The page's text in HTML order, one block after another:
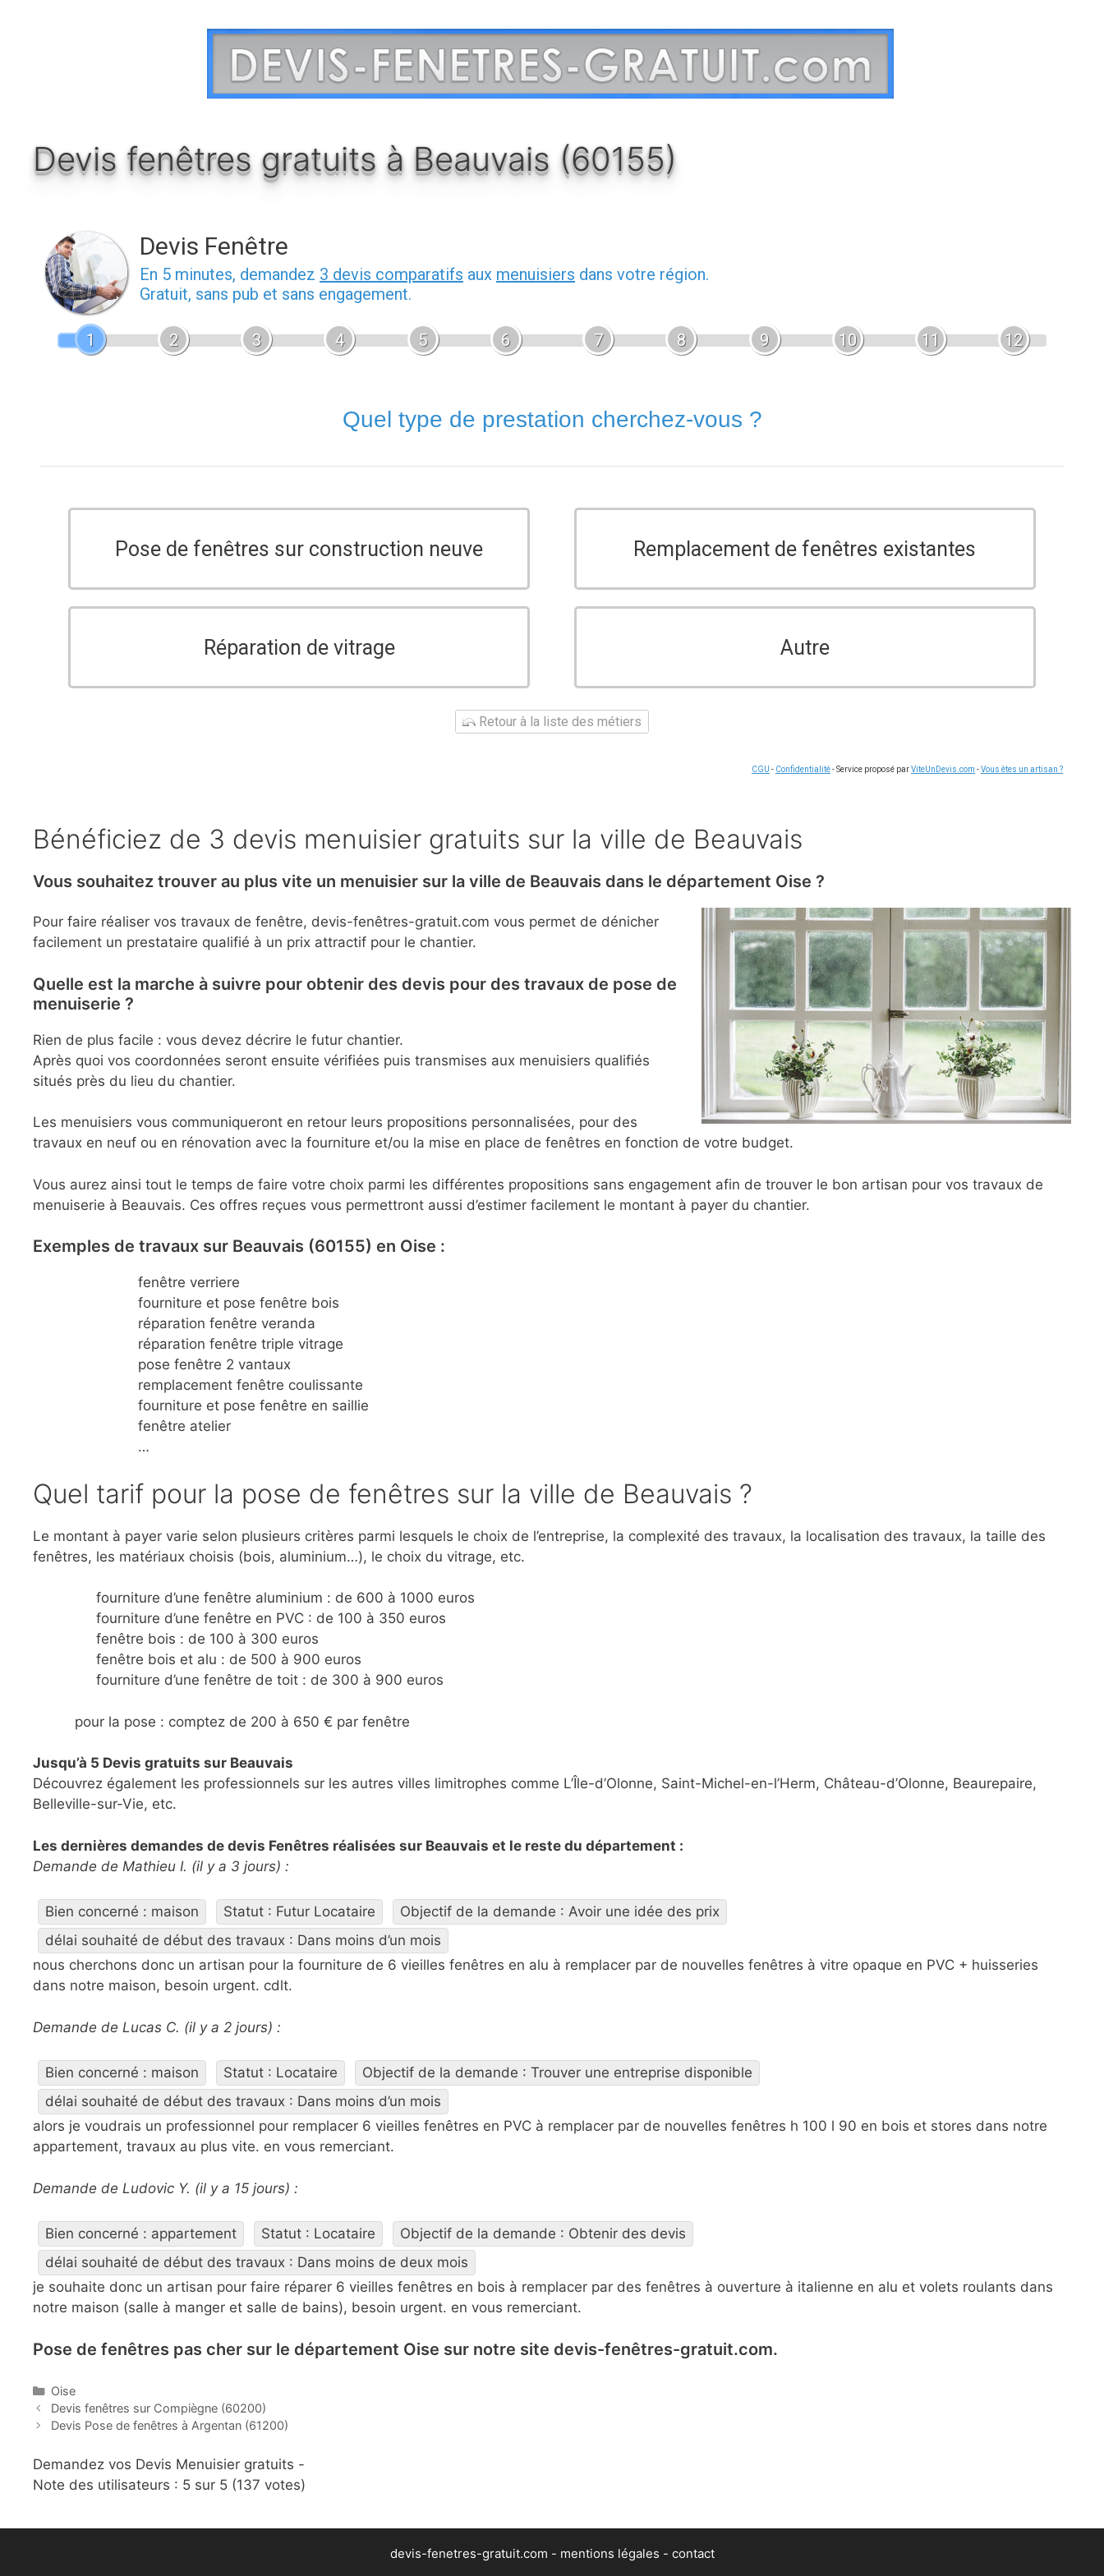
Devis fenêtres gratuits à Beauvais (60155)
Devis Fenêtre
En 5 minutes, demandez 3 devis comparatifs aux menuisiers dans votre région.
Gratuit, sans pub et sans engagement.
1 2 3 4 5 6 7 8 9 10 11 12
Quel type de prestation cherchez-vous ?
Pose de fenêtres sur construction neuve Remplacement de fenêtres existantes
Réparation de vitrage Autre
Retour à la liste des métiers
CGU - Confidentialité- Service proposé parViteUnDevis.com -Vous êtes un artisan ?
Bénéficiez de 3 devis menuisier gratuits sur la ville de Beauvais
Vous souhaitez trouver au plus vite un menuisier sur la ville de Beauvais dans le département Oise ?
Pour faire réaliser vos travaux de fenêtre, devis-fenêtres-gratuit.com vous permet de dénicher
facilement un prestataire qualifié à un prix attractif pour le chantier.
Quelle est la marche à suivre pour obtenir des devis pour des travaux de pose de
menuiserie ?
Rien de plus facile : vous devez décrire le futur chantier.
Après quoi vos coordonnées seront ensuite vérifiées puis transmises aux menuisiers qualifiés
situés près du lieu du chantier.
Les menuisiers vous communiqueront en retour leurs propositions personnalisées, pour des
travaux en neuf ou en rénovation avec la fourniture et/ou la mise en place de fenêtres en fonction de votre budget.
Vous aurez ainsi tout le temps de faire votre choix parmi les différentes propositions sans engagement afin de trouver le bon artisan pour vos travaux de
menuiserie à Beauvais. Ces offres reçues vous permettront aussi d’estimer facilement le montant à payer du chantier.
Exemples de travaux sur Beauvais (60155) en Oise :
fenêtre verriere
fourniture et pose fenêtre bois
réparation fenêtre veranda
réparation fenêtre triple vitrage
pose fenêtre 2 vantaux
remplacement fenêtre coulissante
fourniture et pose fenêtre en saillie
fenêtre atelier
…
Quel tarif pour la pose de fenêtres sur la ville de Beauvais ?
Le montant à payer varie selon plusieurs critères parmi lesquels le choix de l’entreprise, la complexité des travaux, la localisation des travaux, la taille des
fenêtres, les matériaux choisis (bois, aluminium…), le choix du vitrage, etc.
fourniture d’une fenêtre aluminium : de 600 à 1000 euros
fourniture d’une fenêtre en PVC : de 100 à 350 euros
fenêtre bois : de 100 à 300 euros
fenêtre bois et alu : de 500 à 900 euros
fourniture d’une fenêtre de toit : de 300 à 900 euros
pour la pose : comptez de 200 à 650 € par fenêtre
Jusqu’à 5 Devis gratuits sur Beauvais
Découvrez également les professionnels sur les autres villes limitrophes comme L’Île-d’Olonne, Saint-Michel-en-l’Herm, Château-d’Olonne, Beaurepaire,
Belleville-sur-Vie, etc.
Les dernières demandes de devis Fenêtres réalisées sur Beauvais et le reste du département :
Demande de Mathieu I. (il y a 3 jours) :
Bien concerné : maison Statut : Futur Locataire
Objectif de la demande : Avoir une idée des prix
délai souhaité de début des travaux : Dans moins d’un mois
nous cherchons donc un artisan pour la fourniture de 6 vieilles fenêtres en alu à remplacer par de nouvelles fenêtres à vitre opaque en PVC + huisseries
dans notre maison, besoin urgent. cdlt.
Demande de Lucas C. (il y a 2 jours) :
Bien concerné : maison Statut : Locataire
Objectif de la demande : Trouver une entreprise disponible
délai souhaité de début des travaux : Dans moins d’un mois
alors je voudrais un professionnel pour remplacer 6 vieilles fenêtres en PVC à remplacer par de nouvelles fenêtres h 100 l 90 en bois et stores dans notre
appartement, travaux au plus vite. en vous remerciant.
Demande de Ludovic Y. (il y a 15 jours) :
Bien concerné : appartement Statut : Locataire
Objectif de la demande : Obtenir des devis
délai souhaité de début des travaux : Dans moins de deux mois
je souhaite donc un artisan pour faire réparer 6 vieilles fenêtres en bois à remplacer par des fenêtres à ouverture à italienne en alu et volets roulants dans
notre maison (salle à manger et salle de bains), besoin urgent. en vous remerciant.
Pose de fenêtres pas cher sur le département Oise sur notre site devis-fenêtres-gratuit.com.
C
a
t
g
o
r
e
Oise
P
o
t
n
a
i
Devis fenêtres sur Compiègne (60200)
Devis Pose de fenêtres à Argentan (61200)
Demandez vos Devis Menuisier gratuits -
Note des utilisateurs : 5 sur 5 (137 votes)
devis-fenetres-gratuit.com - mentions légales - contact